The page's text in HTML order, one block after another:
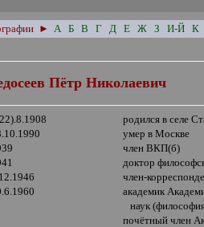
► А Б В Г Д Е Ж З И-Й К
Пётр Николаевич
родился в селе
умер в Москве
член ВКП(б)
доктор
член-
академик
наук
почётный член